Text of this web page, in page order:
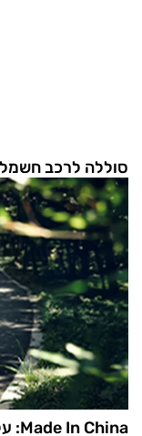
סוללה לרכב
Made In China: על עלייתו של הרכב החשמלי הסיני